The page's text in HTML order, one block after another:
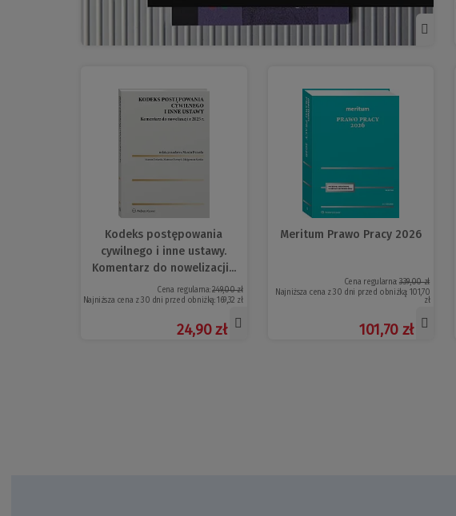
Kodeks postępowania
cywilnego i inne ustawy.
Komentarz do nowelizacji...
Cena regularna:249,00 zł
Najniższa cena z 30 dni przed obniżką:169,32 zł
24,90 zł
Meritum Prawo Pracy 2026
Cena regularna: 339,00 zł
Najniższa cena z 30 dni przed obniżką: 101,70
zł
101,70 zł